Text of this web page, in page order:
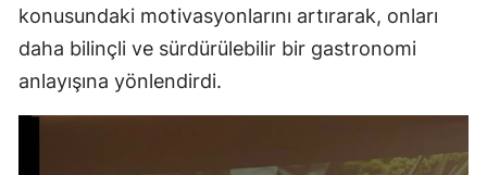
konusundaki motivasyonlarını artırarak, onları
daha bilinçli ve sürdürülebilir bir gastronomi
anlayışına yönlendirdi.